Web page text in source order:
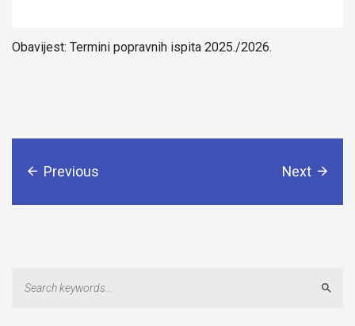
Obavijest: Termini popravnih ispita 2025./2026.
Previous Next